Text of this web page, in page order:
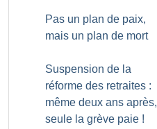
Pas un plan de paix,
mais un plan de mort
Suspension de la
réforme des retraites :
même deux ans après,
seule la grève paie !